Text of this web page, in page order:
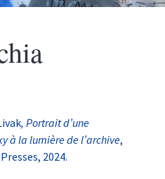
, Portrait d’une
à la lumière de l’archive,
2024.